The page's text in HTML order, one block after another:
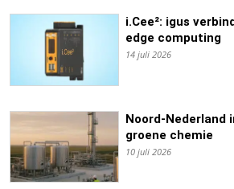
i.Cee²: igus
edge computing
14 juli 2026
Noord-Nederland
groene chemie
10 juli 2026